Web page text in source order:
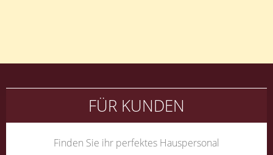
FÜR KUNDEN
Finden Sie ihr perfektes Hauspersonal